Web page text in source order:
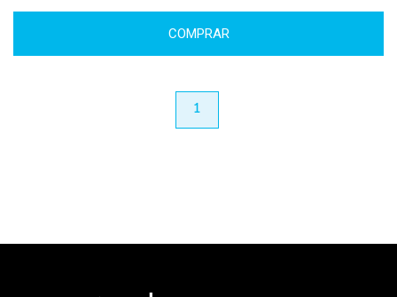
COMPRAR
1